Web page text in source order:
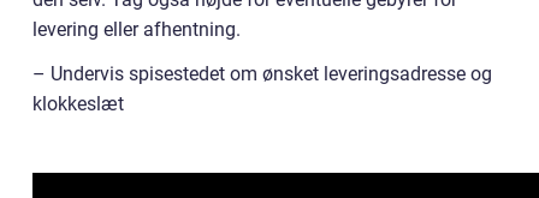
levering eller afhentning.
– Undervis spisestedet om ønsket leveringsadresse og
klokkeslæt